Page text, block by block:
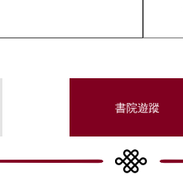
書院遊蹤